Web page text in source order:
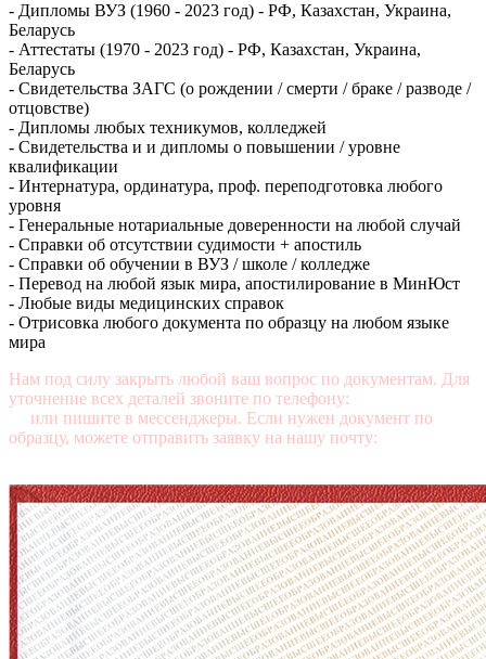
- Дипломы ВУЗ (1960 - 2023 год) - РФ, Казахстан, Украина,
Беларусь
- Аттестаты (1970 - 2023 год) - РФ, Казахстан, Украина,
Беларусь
- Свидетельства ЗАГС (о рождении / смерти / браке / разводе /
отцовстве)
- Дипломы любых техникумов, колледжей
- Свидетельства и и дипломы о повышении / уровне
квалификации
- Интернатура, ординатура, проф. переподготовка любого
уровня
- Генеральные нотариальные доверенности на любой случай
- Справки об отсутствии судимости + апостиль
- Справки об обучении в ВУЗ / школе / колледже
- Перевод на любой язык мира, апостилирование в МинЮст
- Любые виды медицинских справок
- Отрисовка любого документа по образцу на любом языке
мира
Нам под силу закрыть любой ваш вопрос по документам. Для
уточнение всех деталей звоните по телефону:
или пишите в мессенджеры. Если нужен документ по
образцу, можете отправить заявку на нашу почту: